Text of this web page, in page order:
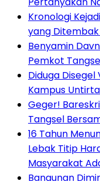
Kronologi
yang Ditembak
Benyamin
Pemkot
Diduga Disegel
Kampus
Geger!
Tangsel
16 Tahun
Lebak Titip
Masyarakat
Bangunan